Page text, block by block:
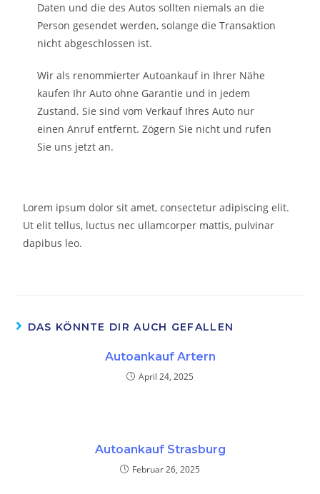
Daten und die des Autos sollten niemals an die
Person gesendet werden, solange die Transaktion
nicht abgeschlossen ist.
Wir als renommierter Autoankauf in Ihrer Nähe
kaufen Ihr Auto ohne Garantie und in jedem
Zustand. Sie sind vom Verkauf Ihres Auto nur
einen Anruf entfernt. Zögern Sie nicht und rufen
Sie uns jetzt an.
Lorem ipsum dolor sit amet, consectetur adipiscing elit.
Ut elit tellus, luctus nec ullamcorper mattis, pulvinar
dapibus leo.
DAS KÖNNTE DIR AUCH GEFALLEN
Autoankauf Artern
April 24, 2025
Autoankauf Strasburg
Februar 26, 2025